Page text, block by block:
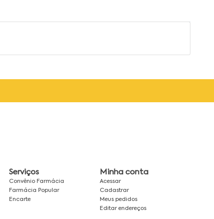
Serviços
Convênio Farmácia
Farmácia Popular
Encarte
Minha conta
Acessar
Cadastrar
Meus pedidos
Editar endereços